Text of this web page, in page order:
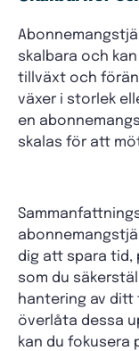
skalbara och
tillväxt och
växer i storlek
en
skalas för att
dig att spara tid,
som du
hantering av ditt
överlåta dessa
kan du fokusera